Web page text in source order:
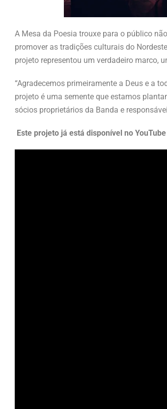
A Mesa da Poesia trouxe para o público
promover as tradições culturais do
projeto representou um verdadeiro marco,
“Agradecemos primeiramente a Deus e a
projeto é uma semente que estamos
sócios proprietários da Banda e
Este projeto já está disponível no